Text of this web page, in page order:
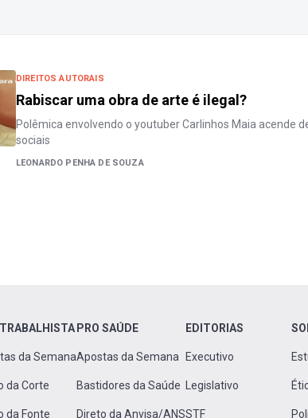
DIREITOS AUTORAIS
Rabiscar uma obra de arte é ilegal?
Polêmica envolvendo o youtuber Carlinhos Maia acende
sociais
LEONARDO PENHA DE SOUZA
da Semana
da Corte
da Fonte
PRO SAÚDE
Apostas da Semana
Bastidores da Saúde
Direto da Anvisa/ANS
EDITORIAS
Executivo
Legislativo
STF